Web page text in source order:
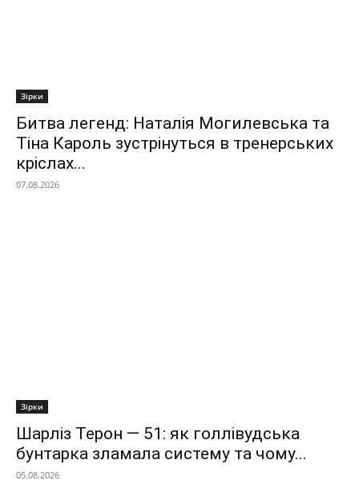
Зірки
Битва легенд: Наталія Могилевська та
Тіна Кароль зустрінуться в тренерських
кріслах...
07.08.2026
Зірки
Шарліз Терон — 51: як голлівудська
бунтарка зламала систему та чому...
05.08.2026